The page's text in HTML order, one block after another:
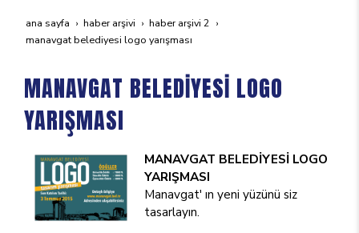
ana sayfa haber arşivi
haber arşivi 2
manavgat beledi̇yesi̇ logo yarişmasi
MANAVGAT BELEDİYESİ LOGO
YARIŞMASI
MANAVGAT BELEDİYESİ LOGO
YARIŞMASI
Manavgat' ın yeni yüzünü siz
tasarlayın.